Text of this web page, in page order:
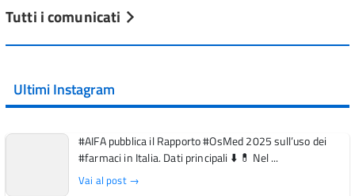
Tutti i comunicati
Ultimi Instagram
#AIFA pubblica il Rapporto #OsMed 2025 sull’uso dei
#farmaci in Italia. Dati principali ⬇️ 💊 Nel ...
Vai al post →